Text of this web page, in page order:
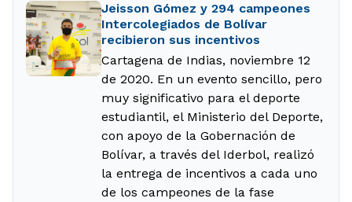
Jeisson Gómez y 294 campeones
Intercolegiados de Bolívar
recibieron sus incentivos
Cartagena de Indias, noviembre 12
de 2020. En un evento sencillo, pero
muy significativo para el deporte
estudiantil, el Ministerio del Deporte,
con apoyo de la Gobernación de
Bolívar, a través del Iderbol, realizó
la entrega de incentivos a cada uno
de los campeones de la fase